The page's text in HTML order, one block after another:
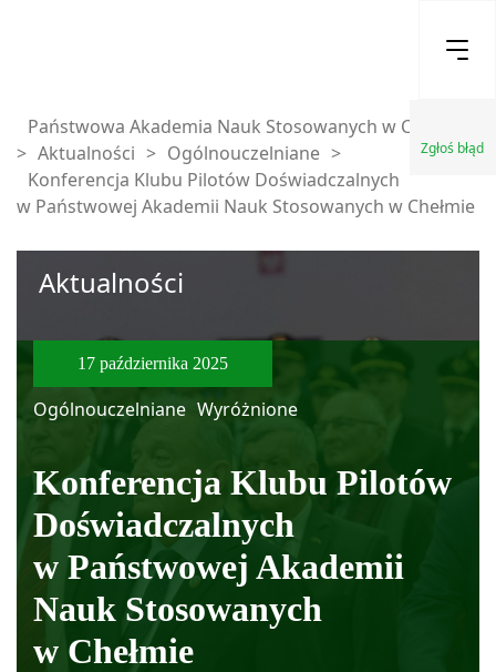
Zgłoś błąd
Państwowa Akademia Nauk Stosowanych w Chełmie
> Aktualności > Ogólnouczelniane >
Konferencja Klubu Pilotów Doświadczalnych
w Państwowej Akademii Nauk Stosowanych w Chełmie
Aktualności
17 października 2025
Ogólnouczelniane Wyróżnione
Konferencja Klubu Pilotów
Doświadczalnych
w Państwowej Akademii
Nauk Stosowanych
w Chełmie